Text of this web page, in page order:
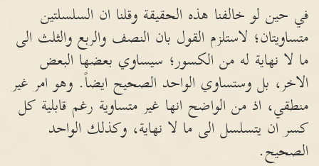
في حين لو خالفنا هذه الحقيقة وقلنا ان السلسلتين
متساويتان؛ لاستلزم القول بان النصف والربع والثلث الى
ما لا نهاية له من الكسور؛ سيساوي بعضها البعض
الاخر، بل وستساوي الواحد الصحيح ايضاً. وهو امر غير
منطقي، اذ من الواضح انها غير متساوية رغم قابلية كل
كسر ان يتسلسل الى ما لا نهاية، وكذلك الواحد
الصحيح.